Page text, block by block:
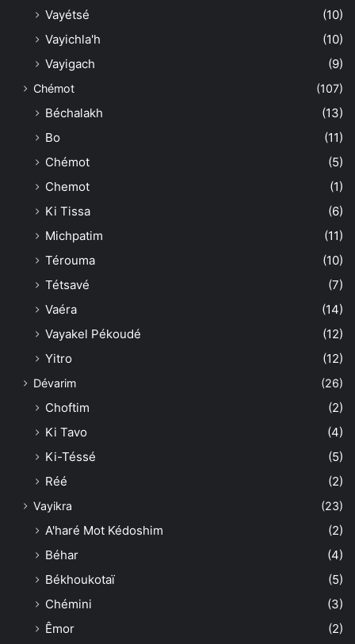
Vayétsé
(10)
Vayichla'h
(10)
Vayigach
(9)
Chémot (107)
Béchalakh
(13)
Bo
(11)
Chémot
(5)
Chemot
(1)
Ki Tissa
(6)
Michpatim
(11)
Térouma
(10)
Tétsavé
(7)
Vaéra
(14)
Vayakel Pékoudé
(12)
Yitro
(12)
Dévarim (26)
Choftim
(2)
Ki Tavo
(4)
Ki-Téssé
(5)
Réé
(2)
Vayikra (23)
A'haré Mot Kédoshim
(2)
Béhar
(4)
Békhoukotaï
(5)
Chémini
(3)
Êmor
(2)